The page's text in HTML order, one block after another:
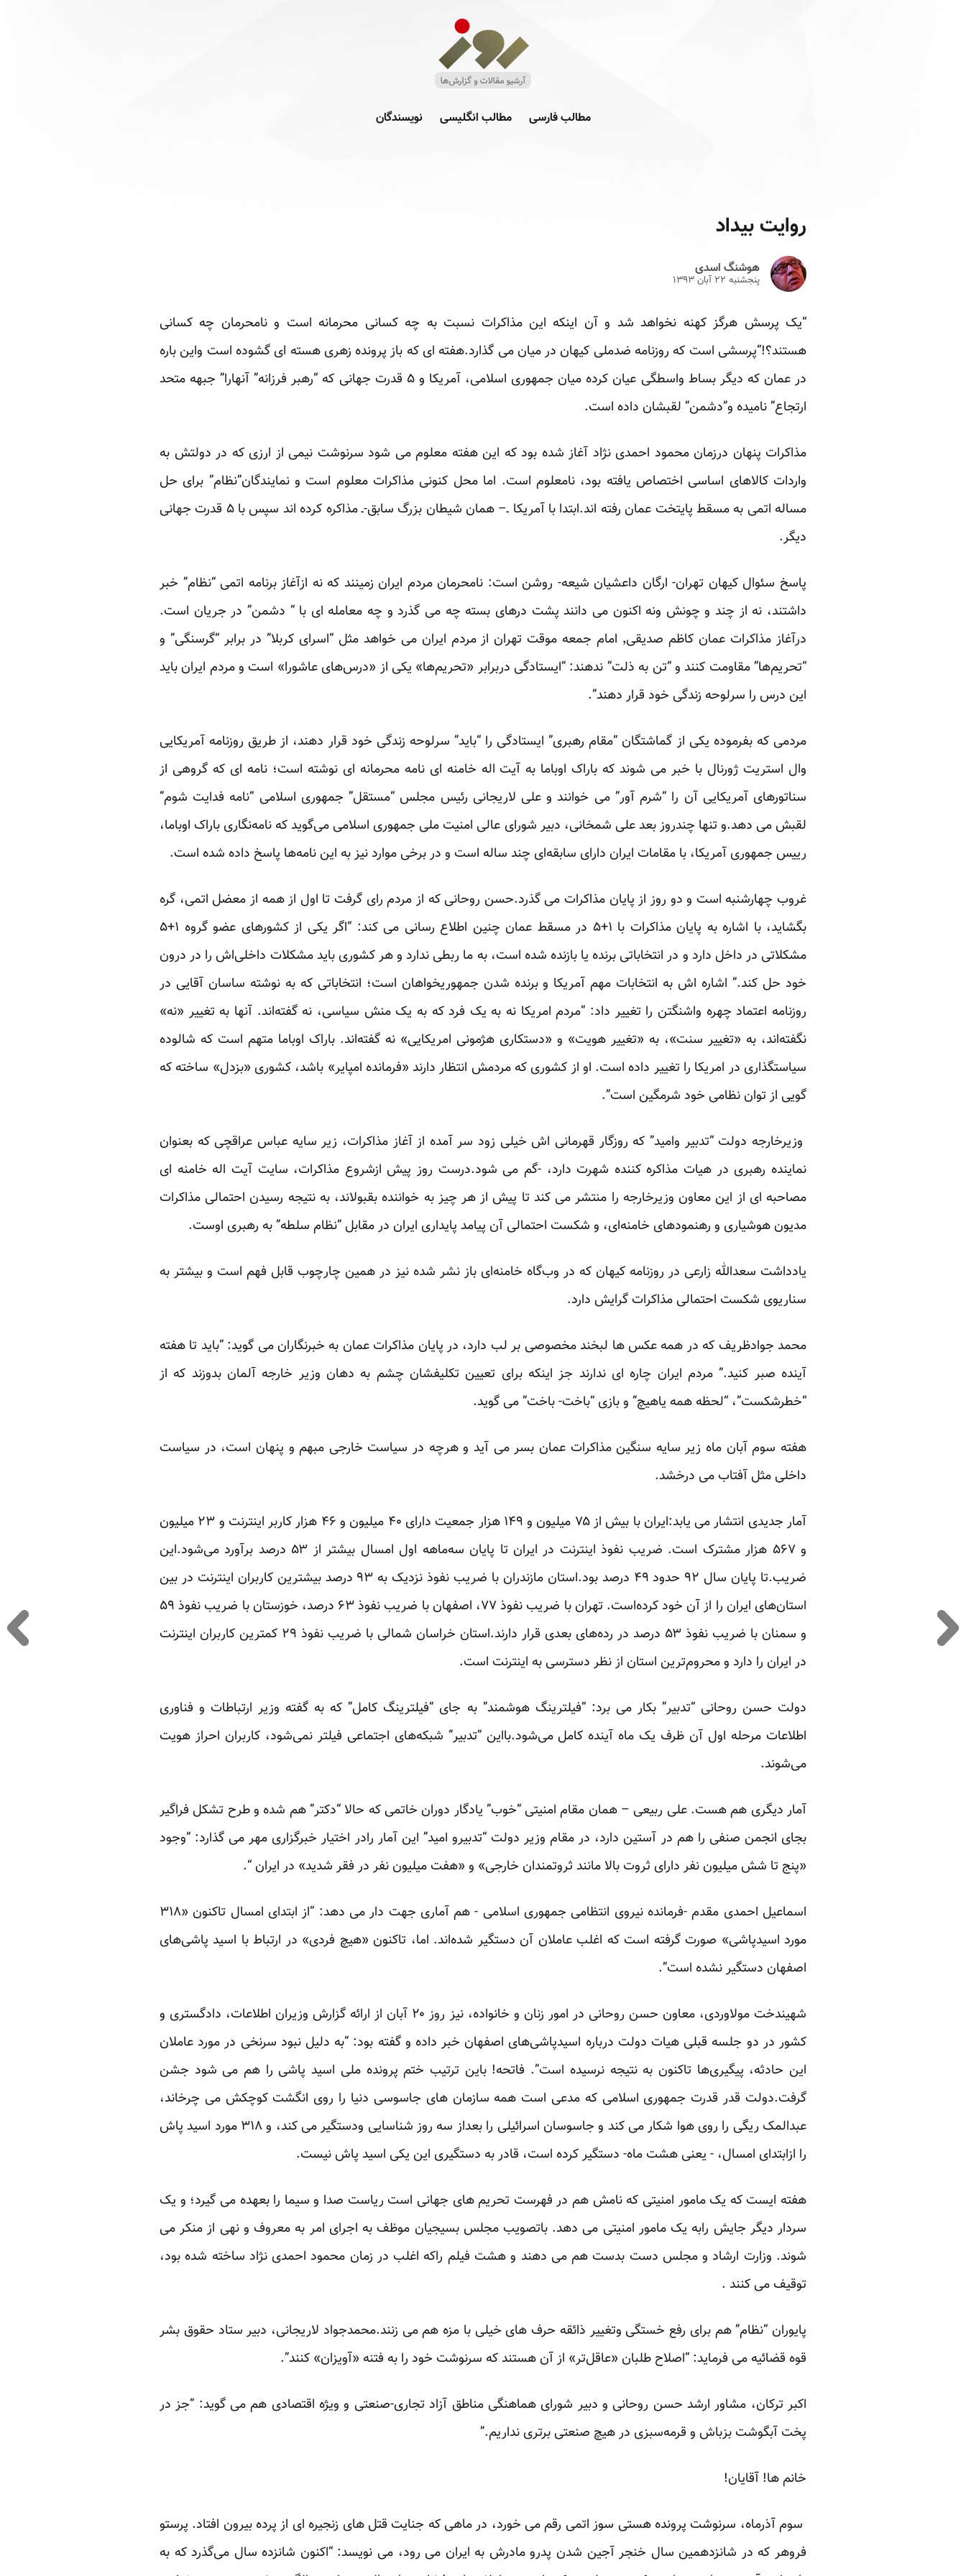
مطالب فارسی مطالب انگلیسی نویسندگان
روایت بیداد
هوشنگ اسدی
پنجشنبه ۲۲ آبان ۱۳۹۳
“یک پرسش هرگز کهنه نخواهد شد و آن اینکه این مذاکرات نسبت به چه کسانی محرمانه است و نامحرمان چه کسانی
هستند؟!“پرسشی است که روزنامه ضدملی کیهان در میان می گذارد.هفته ای که باز پرونده زهری هسته ای گشوده است واین باره
در عمان که دیگر بساط واسطگی عیان کرده میان جمهوری اسلامی، آمریکا و ۵ قدرت جهانی که “رهبر فرزانه” آنهارا” جبهه متحد
ارتجاع” نامیده و”دشمن” لقبشان داده است.
مذاکرات پنهان درزمان محمود احمدی نژاد آغاز شده بود که این هفته معلوم می شود سرنوشت نیمی از ارزی که در دولتش به
واردات کالاهای اساسی اختصاص یافته بود، نامعلوم است. اما محل کنونی مذاکرات معلوم است و نمایندگان”نظام” برای حل
مساله اتمی به مسقط پایتخت عمان رفته اند.ابتدا با آمریکا ـ– همان شیطان بزرگ سابق-ـ مذاکره کرده اند سپس با ۵ قدرت جهانی
دیگر.
پاسخ سئوال کیهان تهران- ارگان داعشیان شیعه- روشن است: نامحرمان مردم ایران زمینند که نه ازآغاز برنامه اتمی “نظام” خبر
داشتند، نه از چند و چونش ونه اکنون می دانند پشت درهای بسته چه می گذرد و چه معامله ای با “ دشمن” در جریان است.
درآغاز مذاکرات عمان کاظم صدیقی٬ امام جمعه موقت تهران از مردم ایران می خواهد مثل “اسرای کربلا” در برابر “گرسنگی” و
“تحریم‌ها” مقاومت کنند و “تن به ذلت” ندهند: “ایستادگی دربرابر «تحریم‌ها» یکی از «درس‌های عاشورا» است و مردم ایران باید
این درس را سرلوحه زندگی خود قرار دهند”.
مردمی که بفرموده یکی از گماشتگان “مقام رهبری” ایستادگی را “باید” سرلوحه زندگی خود قرار دهند، از طریق روزنامه آمریکایی
وال استریت ژورنال با خبر می شوند که باراک اوباما به آیت اله خامنه ای نامه محرمانه ای نوشته است؛ نامه ای که گروهی از
سناتورهای آمریکایی آن را “شرم آور” می خوانند و علی لاریجانی رئیس مجلس “مستقل” جمهوری اسلامی “نامه فدایت شوم”
لقبش می دهد.و تنها چندروز بعد علی شمخانی، دبیر شورای عالی امنیت ملی جمهوری اسلامی می‌گوید که نامه‌نگاری باراک اوباما،
رییس جمهوری آمریکا، با مقامات ایران دارای سابقه‌ای چند ساله است و در برخی موارد نیز به این نامه‌ها پاسخ داده شده است.
غروب چهارشنبه است و دو روز از پایان مذاکرات می گذرد.حسن روحانی که از مردم رای گرفت تا اول از همه از معضل اتمی، گره
بگشاید، با اشاره به پایان مذاکرات با ۱+۵ در مسقط عمان چنین اطلاع رسانی می کند: “اگر یکی از کشورهای عضو گروه ۱+۵
مشکلاتی در داخل دارد و در انتخاباتی برنده یا بازنده شده‌ است، به ما ربطی ندارد و هر کشوری باید مشکلات داخلی‌اش را در درون
خود حل کند.” اشاره اش به انتخابات مهم آمریکا و برنده شدن جمهوریخواهان است؛ انتخاباتی که به نوشته ساسان آقایی در
روزنامه اعتماد چهره واشنگتن را تغییر داد: “مردم امریکا نه به یک فرد که به یک منش سیاسی، نه گفته‌اند. آنها به تغییر «نه»
نگفته‌اند، به «تغییر سنت»، به «تغییر هویت» و «دستکاری هژمونی امریکایی» نه گفته‌اند. باراک اوباما متهم است که شالوده
سیاستگذاری در امریکا را تغییر داده است. او از کشوری که مردمش انتظار دارند «فرمانده امپایر» باشد، کشوری «بزدل» ساخته که
گویی از توان نظامی خود شرمگین است”.
وزیرخارجه دولت “تدبیر وامید” که روزگار قهرمانی اش خیلی زود سر آمده از آغاز مذاکرات، زیر سایه عباس عراقچی که بعنوان
نماینده رهبری در هیات مذاکره کننده شهرت دارد، -گم می شود.درست روز پیش ازشروع مذاکرات، سایت آیت اله خامنه ای
مصاحبه ای از این معاون وزیرخارجه را منتشر می کند تا پیش از هر چیز به خواننده بقبولاند، به نتیجه رسیدن احتمالی مذاکرات
مدیون هوشیاری و رهنمودهای خامنه‌ای، و شکست احتمالی آن پیامد پایداری ایران در مقابل “نظام سلطه” به رهبری اوست.
یادداشت سعدالله زارعی در روزنامه کیهان که در وب‌گاه خامنه‌ای باز نشر شده نیز در همین چارچوب قابل فهم است و بیشتر به
سناریوی شکست احتمالی مذاکرات گرایش دارد.
محمد جوادظریف که در همه عکس ها لبخند مخصوصی بر لب دارد، در پایان مذاکرات عمان به خبرنگاران می گوید: “باید تا هفته
آینده صبر کنید.” مردم ایران چاره ای ندارند جز اینکه برای تعیین تکلیفشان چشم به دهان وزیر خارجه آلمان بدوزند که از
“خطرشکست”، “لحظه همه یاهیچ” و بازی “باخت- باخت” می گوید.
هفته سوم آبان ماه زیر سایه سنگین مذاکرات عمان بسر می آید و هرچه در سیاست خارجی مبهم و پنهان است، در سیاست
داخلی مثل آفتاب می درخشد.
آمار جدیدی انتشار می یابد:ایران با بیش از ۷۵ میلیون و ۱۴۹ هزار جمعیت دارای ۴۰ میلیون و ۴۶ هزار کاربر اینترنت و ۲۳ میلیون
و ۵۶۷ هزار مشترک است. ضریب نفوذ اینترنت در ایران تا پایان سه‌ماهه اول امسال بیشتر از ۵۳ درصد برآورد می‌شود.این
ضریب.تا پایان سال ۹۲ حدود ۴۹ درصد بود.استان مازندران با ضریب نفوذ نزدیک به ۹۳ درصد بیشترین کاربران اینترنت در بین
استان‌های ایران را از آن خود کرده‌است. تهران با ضریب نفوذ ۷۷، اصفهان با ضریب نفوذ ۶۳ درصد، خوزستان با ضریب نفوذ ۵۹
و سمنان با ضریب نفوذ ۵۳ درصد در رده‌های بعدی قرار دارند.استان خراسان شمالی با ضریب نفوذ ۲۹ کمترین کاربران اینترنت
در ایران را دارد و محروم‌ترین استان از نظر دسترسی به اینترنت است.
دولت حسن روحانی “تدبیر” بکار می برد: “فیلترینگ هوشمند” به جای “فیلترینگ کامل” که به گفته وزیر ارتباطات و فناوری
اطلاعات مرحله اول آن ظرف یک ماه آینده کامل می‌شود.بااین “تدبیر” شبکه‌های اجتماعی فیلتر نمی‌شود، کاربران احراز هویت
می‌شوند.
آمار دیگری هم هست. علی ربیعی – همان مقام امنیتی “خوب” یادگار دوران خاتمی که حالا “دکتر” هم شده و طرح تشکل فراگیر
بجای انجمن صنفی را هم در آستین دارد، در مقام وزیر دولت “تدبیرو امید” این آمار رادر اختیار خبرگزاری مهر می گذارد: “وجود
«پنج تا شش میلیون نفر دارای ثروت بالا مانند ثروتمندان خارجی» و «هفت میلیون نفر در فقر شدید» در ایران “.
اسماعیل احمدی مقدم -فرمانده نیروی انتظامی جمهوری اسلامی - هم آماری جهت دار می دهد: “از ابتدای امسال تاکنون «۳۱۸
مورد اسیدپاشی» صورت گرفته است که اغلب عاملان آن دستگیر شده‌اند. اما، تاکنون «هیچ فردی» در ارتباط با اسید پاشی‌های
اصفهان دستگیر نشده است”.
شهیندخت مولاوردی، معاون حسن روحانی در امور زنان و خانواده، نیز روز ۲۰ آبان‌ از ارائه گزارش وزیران اطلاعات، دادگستری و
کشور در دو جلسه قبلی هیات دولت درباره اسیدپاشی‌های اصفهان خبر داده و گفته بود: “به دلیل نبود سرنخی در مورد عاملان
این حادثه، پیگیری‌ها تاکنون به نتیجه نرسیده است”. فاتحه! باین ترتیب ختم پرونده ملی اسید پاشی را هم می شود جشن
گرفت.دولت قدر قدرت جمهوری اسلامی که مدعی است همه سازمان های جاسوسی دنیا را روی انگشت کوچکش می چرخاند،
عبدالمک ریگی را روی هوا شکار می کند و جاسوسان اسرائیلی را بعداز سه روز شناسایی ودستگیر می کند، و ۳۱۸ مورد اسید پاش
را ازابتدای امسال، - یعنی هشت ماه- دستگیر کرده است، قادر به دستگیری این یکی اسید پاش نیست.
هفته ایست که یک مامور امنیتی که نامش هم در فهرست تحریم های جهانی است ریاست صدا و سیما را بعهده می گیرد؛ و یک
سردار دیگر جایش رابه یک مامور امنیتی می دهد. باتصویب مجلس بسیجیان موظف به اجرای امر به معروف و نهی از منکر می
شوند. وزارت ارشاد و مجلس دست بدست هم می دهند و هشت فیلم راکه اغلب در زمان محمود احمدی نژاد ساخته شده بود،
توقیف می کنند .
پایوران “نظام” هم برای رفع خستگی وتغییر ذائقه حرف های خیلی با مزه هم می زنند.محمدجواد لاریجانی، دبیر ستاد حقوق بشر
قوه قضائیه می فرماید: “اصلاح طلبان «عاقل‌تر» از آن هستند که سرنوشت خود را به فتنه «آویزان» کنند”.
اکبر ترکان، مشاور ارشد حسن روحانی و دبیر شورای هماهنگی مناطق آزاد تجاری-صنعتی و ویژه اقتصادی هم می گوید: “جز در
پخت آبگوشت بزباش و قرمه‌سبزی در هیچ صنعتی برتری نداریم.”
خانم ها! آقایان!
سوم آذرماه، سرنوشت پرونده هستی سوز اتمی رقم می خورد، در ماهی که جنایت قتل های زنجیره ای از پرده بیرون افتاد. پرستو
فروهر که در شانزدهمین سال خنجر آجین شدن پدرو مادرش به ایران می رود، می نویسد: “اکنون شانزده سال می‌گذرد که به